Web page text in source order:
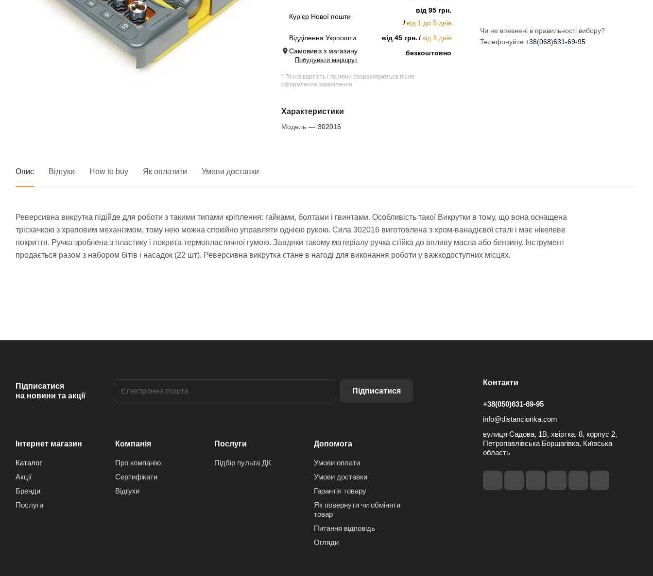
Кур’єр Нової пошти
від 95 грн.
від 1 до 5 днів
Відділення Укрпошти
від 45 грн.
від 3 днів
Самовивіз з магазину
Побудувати маршрут
безкоштовно
* Точна вартість і терміни розраховуються після
оформлення замовлення
Характеристики
Модель — 302016
Чи не впевнені в правильності вибору?
Телефонуйте+38(068)631-69-95
Опис Відгуки How to buy Як оплатити Умови доставки
Реверсивна викрутка підійде для роботи з такими типами кріплення: гайками, болтами і гвинтами. Особливість такої Викрутки в тому, що вона оснащена
тріскачкою з храповим механізмом, тому нею можна спокійно управляти однією рукою. Сила 302016 виготовлена з хром-ванадієвої сталі і має нікелеве
покриття. Ручка зроблена з пластику і покрита термопластичної гумою. Завдяки такому матеріалу ручка стійка до впливу масла або бензину. Інструмент
продається разом з набором бітів і насадок (22 шт). Реверсивна викрутка стане в нагоді для виконання роботи у важкодоступних місцях.
Підписатися
на новини та акції
Підписатися
Інтернет магазин
Каталог
Акції
Бренди
Послуги
Компанія
Про компанію
Сертифікати
Відгуки
Послуги
Підбір пульта ДК
Допомога
Умови оплати
Умови доставки
Гарантія товару
Як повернути чи обміняти
товар
Питання відповідь
Огляди
Контакти
+38(050)631-69-95
info@distancionka.com
вулиця Садова, 1В, хвіртка, 8, корпус 2,
Петропавлівська Борщагівка, Київська
область